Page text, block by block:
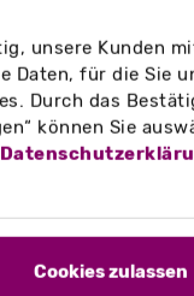
unsere Kunden
Daten, für die Sie
Durch das
können Sie
Cookies zulassen